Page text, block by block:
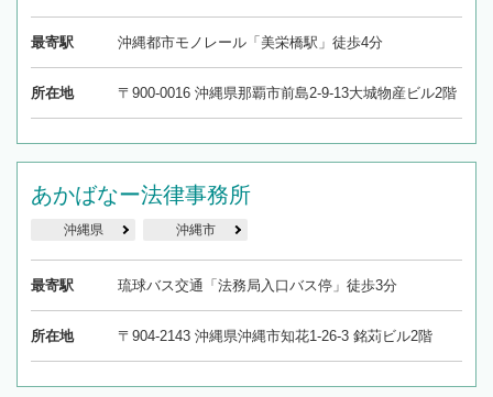
最寄駅 沖縄都市モノレール「美栄橋駅」徒歩4分
所在地 〒900-0016 沖縄県那覇市前島2-9-13大城物産ビル2階
あかばなー法律事務所
沖縄県 沖縄市
最寄駅 琉球バス交通「法務局入口バス停」徒歩3分
所在地 〒904-2143 沖縄県沖縄市知花1-26-3 銘苅ビル2階